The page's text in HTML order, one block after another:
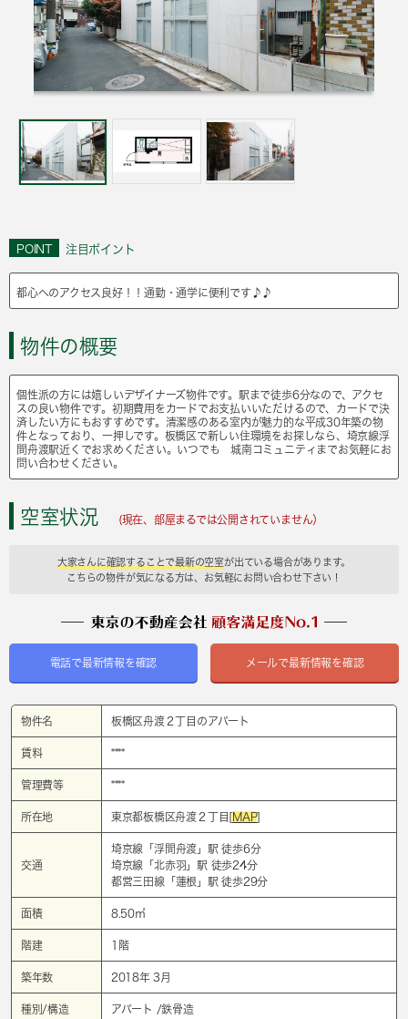
POINT 注目ポイント
都心へのアクセス良好！！通勤・通学に便利です♪♪
物件の概要
個性派の方には嬉しいデザイナーズ物件です。駅まで徒歩6分なので、アクセ
スの良い物件です。初期費用をカードでお支払いいただけるので、カードで決
済したい方にもおすすめです。清潔感のある室内が魅力的な平成30年築の物
件となっており、一押しです。板橋区で新しい住環境をお探しなら、埼京線浮
間舟渡駅近くでお求めください。いつでも 城南コミュニティまでお気軽にお
問い合わせください。
空室状況 (現在、部屋まるでは公開されていません）
大家さんに確認することで最新の空室が出ている場合があります。
こちらの物件が気になる方は、お気軽にお問い合わせ下さい！
電話で最新情報を確認 メールで最新情報を確認
物件名 板橋区舟渡２丁目のアパート
賃料 ****
管理費等 ****
所在地 東京都板橋区舟渡２丁目[MAP]
交通
埼京線「 浮間舟渡 」駅 徒歩6分
埼京線「 北赤羽 」駅 徒歩24分
都営三田線「 蓮根 」駅 徒歩29分
面積 8.50㎡
階建 1階
築年数 2018年 3月
種別/構造 アパート /鉄骨造